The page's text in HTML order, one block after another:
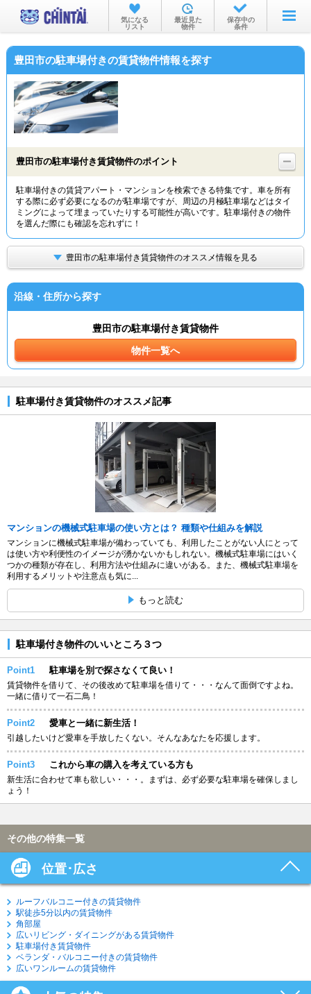
お部屋を探す
沿線・駅から
物件特集から
TOP
気になる
リスト
最近見た
物件
保存中の
条件
豊田市の駐車場付きの賃貸物件情報を探す
豊田市の駐車場付き賃貸物件のポイント
駐車場付きの賃貸アパート・マンションを検索できる特集です。車を所有
する際に必ず必要になるのが駐車場ですが、周辺の月極駐車場などはタイ
ミングによって埋まっていたりする可能性が高いです。駐車場付きの物件
を選んだ際にも確認を忘れずに！
豊田市の駐車場付き賃貸物件のオススメ情報を見る
沿線・住所から探す
豊田市の駐車場付き賃貸物件
物件一覧へ
駐車場付き賃貸物件のオススメ記事
マンションの機械式駐車場の使い方とは？ 種類や仕組みを解説
マンションに機械式駐車場が備わっていても、利用したことがない人にとって
は使い方や利便性のイメージが湧かないかもしれない。機械式駐車場にはいく
つかの種類が存在し、利用方法や仕組みに違いがある。また、機械式駐車場を
利用するメリットや注意点も気に...
もっと読む
駐車場付き物件のいいところ３つ
Point1 駐車場を別で探さなくて良い！
賃貸物件を借りて、その後改めて駐車場を借りて・・・なんて面倒ですよね。
一緒に借りて一石二鳥！
Point2 愛車と一緒に新生活！
引越したいけど愛車を手放したくない。そんなあなたを応援します。
Point3 これから車の購入を考えている方も
新生活に合わせて車も欲しい・・・。まずは、必ず必要な駐車場を確保しまし
ょう！
その他の特集一覧
位置･広さ
ルーフバルコニー付きの賃貸物件
駅徒歩5分以内の賃貸物件
角部屋
広いリビング・ダイニングがある賃貸物件
駐車場付き賃貸物件
ベランダ・バルコニー付きの賃貸物件
広いワンルームの賃貸物件